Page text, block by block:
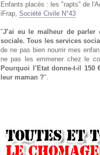
Enfants placés : les "rapts" de
iFrap, Société Civile N°43
"J’ai eu le malheur de parler
sociale. Tous les services
de ne pas bien nourrir mes
ne pas les emmener chez le
Pourquoi l’Etat donne-t-il
leur maman ?".